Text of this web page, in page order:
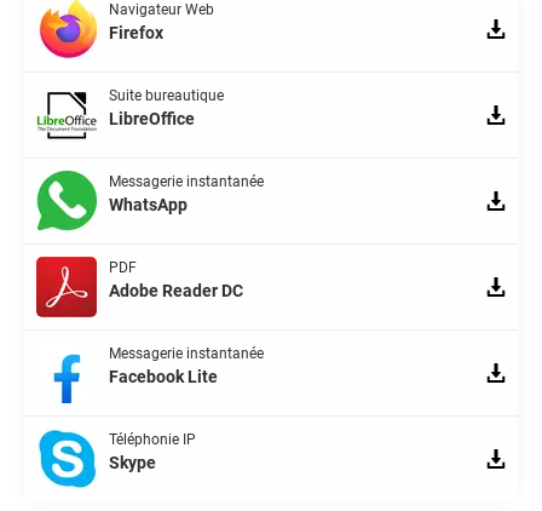
Navigateur Web
Firefox
Suite bureautique
LibreOffice
Messagerie instantanée
WhatsApp
PDF
Adobe Reader DC
Messagerie instantanée
Facebook Lite
Téléphonie IP
Skype